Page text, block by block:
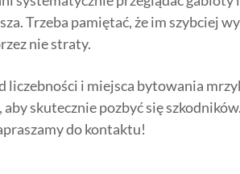
Trzeba pamiętać, że im szybciej
nie straty.
liczebności i miejsca bytowania
skutecznie pozbyć się
do kontaktu!